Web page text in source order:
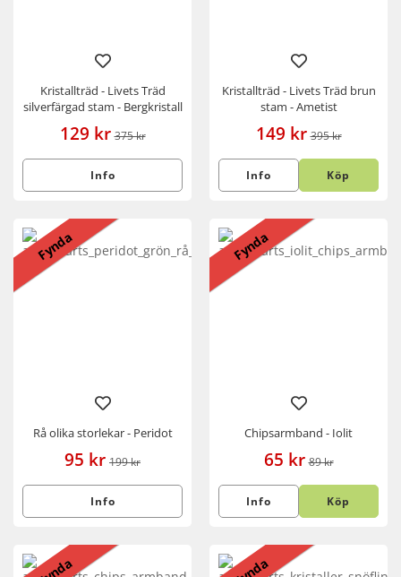
Kristallträd - Livets Träd
silverfärgad stam - Bergkristall
129 kr 375 kr
Info
Kristallträd - Livets Träd brun
stam - Ametist
149 kr 395 kr
Info Köp
Fynda
Rå olika storlekar - Peridot
95 kr 199 kr
Info
Fynda
Chipsarmband - Iolit
65 kr 89 kr
Info Köp